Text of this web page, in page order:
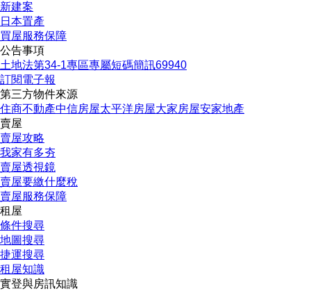
新建案
日本置產
買屋服務保障
公告事項
土地法第34-1專區專屬短碼簡訊69940
訂閱電子報
第三方物件來源
住商不動產中信房屋太平洋房屋大家房屋安家地產
賣屋
賣屋攻略
我家有多夯
賣屋透視鏡
賣屋要繳什麼稅
賣屋服務保障
租屋
條件搜尋
地圖搜尋
捷運搜尋
租屋知識
實登與房訊知識